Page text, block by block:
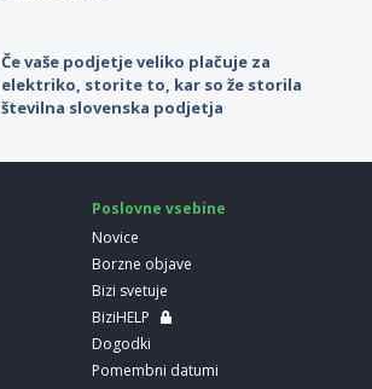
Če vaše podjetje veliko plačuje za
elektriko, storite to, kar so že storila
številna slovenska podjetja
Poslovne vsebine
Novice
Borzne objave
Bizi svetuje
BiziHELP
Dogodki
Pomembni datumi